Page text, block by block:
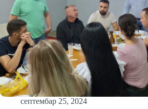
септембар 25, 2024